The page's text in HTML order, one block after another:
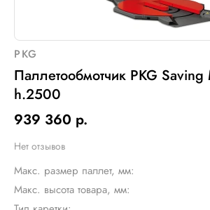
PKG
Паллетообмотчик PKG
h.2500
939 360 р.
Нет отзывов
Макс. размер паллет, мм:
Макс. высота товара, мм: